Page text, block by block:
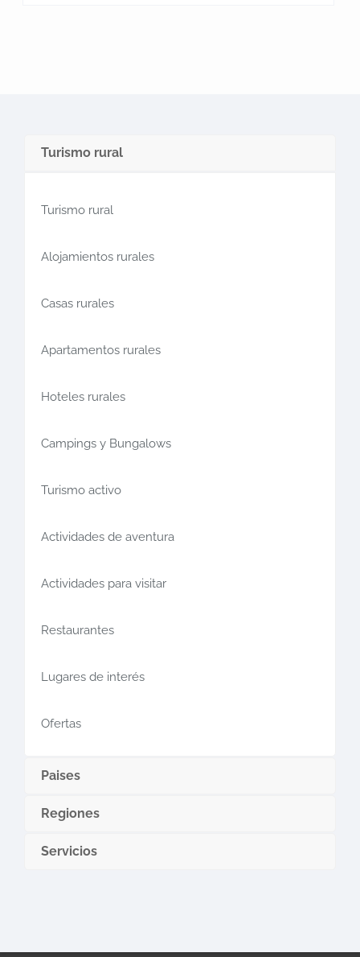
Turismo rural
Turismo rural
Alojamientos rurales
Casas rurales
Apartamentos rurales
Hoteles rurales
Campings y Bungalows
Turismo activo
Actividades de aventura
Actividades para visitar
Restaurantes
Lugares de interés
Ofertas
Paises
Regiones
Servicios